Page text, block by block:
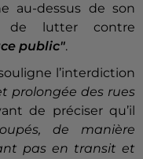
au-dessus de son
de lutter contre
public".
l’interdiction
prolongée des rues
de préciser qu’il
de manière
pas en transit et